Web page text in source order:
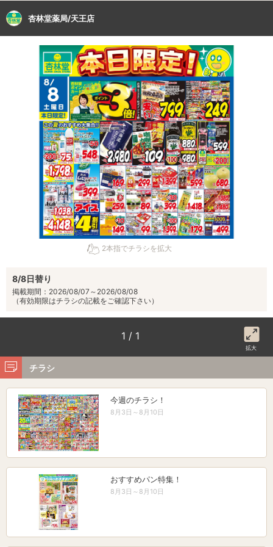
杏林堂薬局/天王店
2本指でチラシを拡大
8/8日替り
掲載期間：2026/08/07～2026/08/08
（有効期限はチラシの記載をご確認下さい）
1 / 1
拡大
チラシ
今週のチラシ！
8月3日～8月10日
おすすめパン特集！
8月3日～8月10日